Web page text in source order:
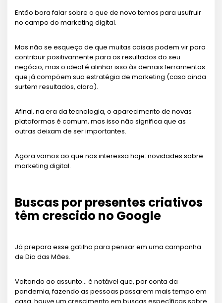
Então bora falar sobre o que de novo temos para usufruir
no campo do marketing digital.
Mas não se esqueça de que muitas coisas podem vir para
contribuir positivamente para os resultados do seu
negócio, mas o ideal é alinhar isso às demais ferramentas
que já compõem sua estratégia de marketing (caso ainda
surtem resultados, claro).
Afinal, na era da tecnologia, o aparecimento de novas
plataformas é comum, mas isso não significa que as
outras deixam de ser importantes.
Agora vamos ao que nos interessa hoje: novidades sobre
marketing digital.
Buscas por presentes criativos
têm crescido no Google
Já prepara esse gatilho para pensar em uma campanha
de Dia das Mães.
Voltando ao assunto… é notável que, por conta da
pandemia, fazendo as pessoas passarem mais tempo em